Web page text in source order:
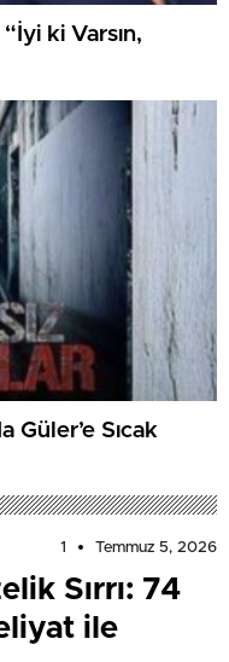
ki Varsın,
Güler’e Sıcak
1 Temmuz 5, 2026
Sırrı: 74
ile